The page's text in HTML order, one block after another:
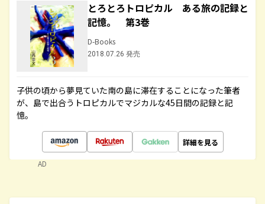
とろとろトロピカル ある旅の記録と
記憶。 第3巻
D-Books
2018.07.26 発売
子供の頃から夢見ていた南の島に滞在することになった筆者
が、島で出合うトロピカルでマジカルな45日間の記録と記
憶。
詳細を見る
AD